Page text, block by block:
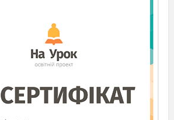
проекту:
проекту:
діяльності — навчально-
галуззю — міжпредметний;
—
— колективний;
середньотривалий